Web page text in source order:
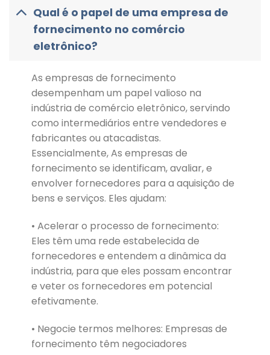
Qual é o papel de uma empresa de
fornecimento no comércio
eletrônico?
As empresas de fornecimento
desempenham um papel valioso na
indústria de comércio eletrônico, servindo
como intermediários entre vendedores e
fabricantes ou atacadistas.
Essencialmente, As empresas de
fornecimento se identificam, avaliar, e
envolver fornecedores para a aquisição de
bens e serviços. Eles ajudam:
• Acelerar o processo de fornecimento:
Eles têm uma rede estabelecida de
fornecedores e entendem a dinâmica da
indústria, para que eles possam encontrar
e veter os fornecedores em potencial
efetivamente.
• Negocie termos melhores: Empresas de
fornecimento têm negociadores